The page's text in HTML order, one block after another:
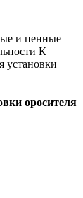
и пенные
К =
установки
оросителя